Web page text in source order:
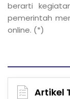
berarti
pemerintah
online. (*)
Artikel